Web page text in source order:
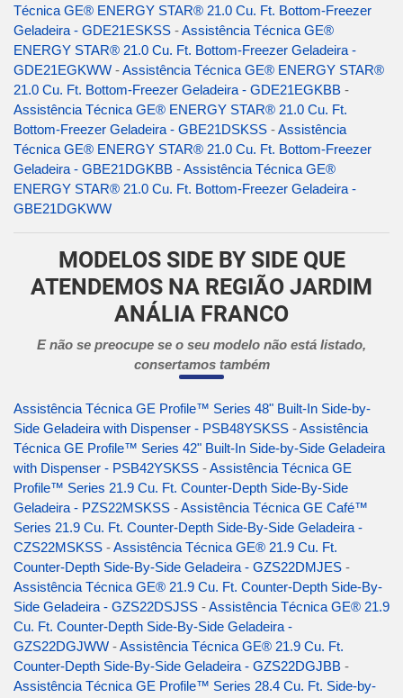
Técnica GE® ENERGY STAR® 21.0 Cu. Ft. Bottom-Freezer
Geladeira - GDE21ESKSS -Assistência Técnica GE®
ENERGY STAR® 21.0 Cu. Ft. Bottom-Freezer Geladeira -
GDE21EGKWW -Assistência Técnica GE® ENERGY STAR®
21.0 Cu. Ft. Bottom-Freezer Geladeira - GDE21EGKBB -
Assistência Técnica GE® ENERGY STAR® 21.0 Cu. Ft.
Bottom-Freezer Geladeira - GBE21DSKSS -Assistência
Técnica GE® ENERGY STAR® 21.0 Cu. Ft. Bottom-Freezer
Geladeira - GBE21DGKBB -Assistência Técnica GE®
ENERGY STAR® 21.0 Cu. Ft. Bottom-Freezer Geladeira -
GBE21DGKWW
MODELOS SIDE BY SIDE QUE
ATENDEMOS NA REGIÃO JARDIM
ANÁLIA FRANCO
E não se preocupe se o seu modelo não está listado,
consertamos também
Assistência Técnica GE Profile™ Series 48" Built-In Side-by-
Side Geladeira with Dispenser - PSB48YSKSS -Assistência
Técnica GE Profile™ Series 42" Built-In Side-by-Side Geladeira
with Dispenser - PSB42YSKSS -Assistência Técnica GE
Profile™ Series 21.9 Cu. Ft. Counter-Depth Side-By-Side
Geladeira - PZS22MSKSS -Assistência Técnica GE Café™
Series 21.9 Cu. Ft. Counter-Depth Side-By-Side Geladeira -
CZS22MSKSS -Assistência Técnica GE® 21.9 Cu. Ft.
Counter-Depth Side-By-Side Geladeira - GZS22DMJES -
Assistência Técnica GE® 21.9 Cu. Ft. Counter-Depth Side-By-
Side Geladeira - GZS22DSJSS -Assistência Técnica GE® 21.9
Cu. Ft. Counter-Depth Side-By-Side Geladeira -
GZS22DGJWW -Assistência Técnica GE® 21.9 Cu. Ft.
Counter-Depth Side-By-Side Geladeira - GZS22DGJBB -
Assistência Técnica GE Profile™ Series 28.4 Cu. Ft. Side-by-